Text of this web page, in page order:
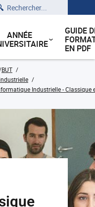
ANNÉE
GUIDE
EN PDF
BUT
Industrielle - Classique